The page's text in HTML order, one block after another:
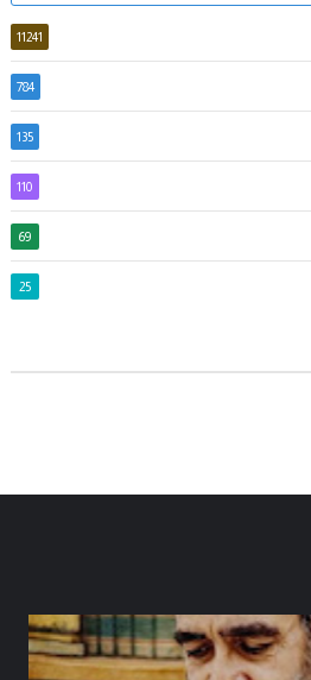
11241
784
135
110
69
25